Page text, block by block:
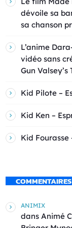
dévoile sa
sa chanson
L’anime
vidéo sans
Gun Valsey’s
Kid Pilote –
Kid Ken –
Kid
ANIMIX
dans Animé